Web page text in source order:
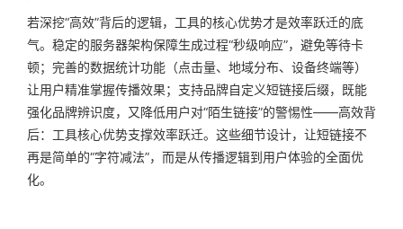
若深挖“高效”背后的逻辑，工具的核心优势才是效率跃迁的底
气。稳定的服务器架构保障生成过程“秒级响应”，避免等待卡
顿；完善的数据统计功能（点击量、地域分布、设备终端等）
让用户精准掌握传播效果；支持品牌自定义短链接后缀，既能
强化品牌辨识度，又降低用户对“陌生链接”的警惕性——高效背
后：工具核心优势支撑效率跃迁。这些细节设计，让短链接不
再是简单的“字符减法”，而是从传播逻辑到用户体验的全面优
化。